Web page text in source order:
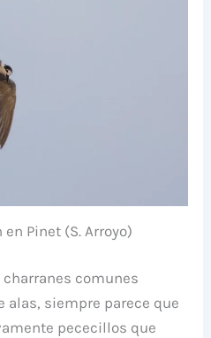
Pinet (S. Arroyo)
comunes
alas, siempre parece que
pececillos que